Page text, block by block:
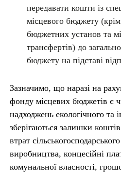
передавати кошти із
місцевого бюджету
бюджетних установ та
трансфертів) до
бюджету на підставі
Зазначимо, що наразі на
фонду місцевих бюджетів є
надходжень екологічного та
зберігаються залишки
втрат
виробництва, концесійні
комунальної власності,